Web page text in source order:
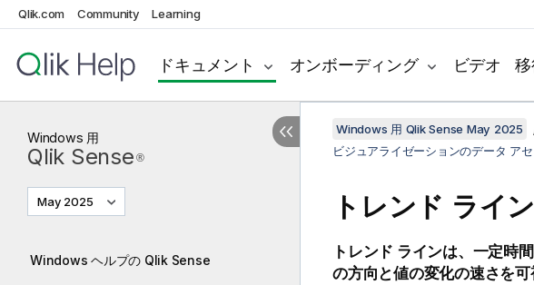
Qlik.com Community Learning
ドキュメント オンボーディング ビデオ
Windows 用
Qlik Sense ®
May 2025
Windows ヘルプの Qlik Sense
Windows 用 Qlik Sense May 2025
ビジュアライゼーションのデータ アセ
トレンド ライン
トレンド ラインは、一定時
の方向と値の変化の速さを